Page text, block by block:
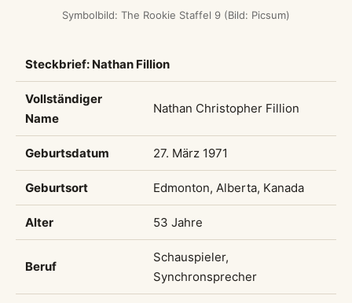
Symbolbild: The Rookie Staffel 9 (Bild: Picsum)
Steckbrief: Nathan Fillion
Vollständiger
Name
Nathan Christopher Fillion
Geburtsdatum 27. März 1971
Geburtsort Edmonton, Alberta, Kanada
Alter 53 Jahre
Beruf
Schauspieler,
Synchronsprecher